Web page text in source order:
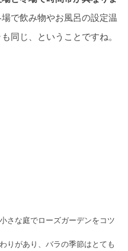
で飲み物やお風呂の設定温
同じ、ということですね。
さな庭でローズガーデンをコツ
りがあり、バラの季節はとても